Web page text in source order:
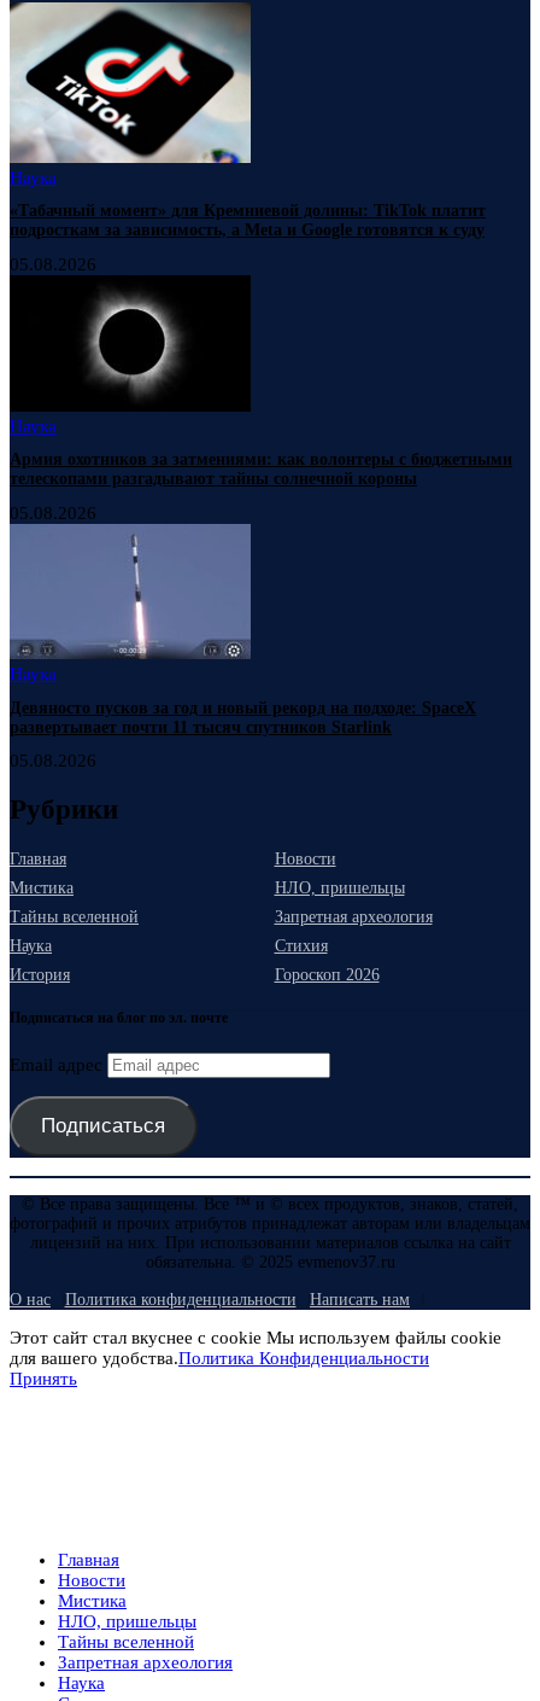
Наука
«Табачный момент» для Кремниевой долины: TikTok платит
подросткам за зависимость, а Meta и Google готовятся к суду
05.08.2026
Наука
Армия охотников за затмениями: как волонтеры с бюджетными
телескопами разгадывают тайны солнечной короны
05.08.2026
Наука
Девяносто пусков за год и новый рекорд на подходе: SpaceX
развертывает почти 11 тысяч спутников Starlink
05.08.2026
Рубрики
Главная
Новости
Мистика
НЛО, пришельцы
Тайны вселенной
Запретная археология
Наука
Стихия
История
Гороскоп 2026
Подписаться на блог по эл. почте
Email адрес
Подписаться
© Все права защищены. Все ™ и © всех продуктов, знаков, статей,
фотографий и прочих атрибутов принадлежат авторам или владельцам
лицензий на них. При использовании материалов ссылка на сайт
обязательна. © 2025 evmenov37.ru
О нас Политика конфиденциальности Написать нам
Этот сайт стал вкуснее с cookie Мы используем файлы cookie
для вашего удобства.Политика Конфиденциальности
Принять
Главная
Новости
Мистика
НЛО, пришельцы
Тайны вселенной
Запретная археология
Наука